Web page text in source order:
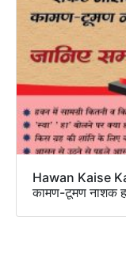
Hawan Kaise
कामण-टूमण नाशक